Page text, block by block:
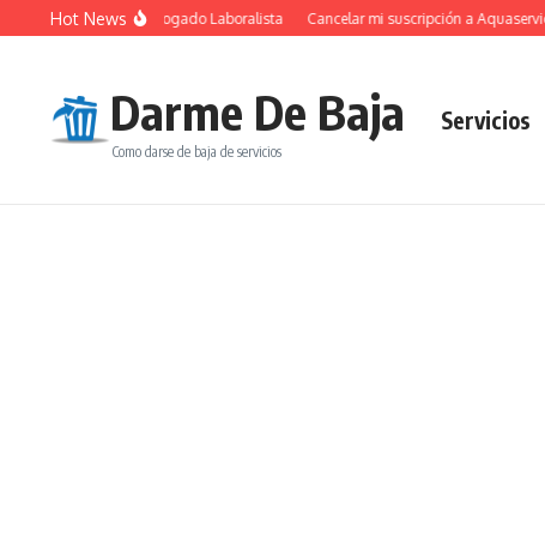
Saltar al contenido
Hot News
de un Abogado Laboralista Cancelar mi suscripción a Aquaservice
Darme De Baja
Como darse de baja de servicios
Servicios